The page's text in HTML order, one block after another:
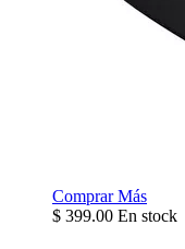
ComprarMás
$ 399.00 En stock